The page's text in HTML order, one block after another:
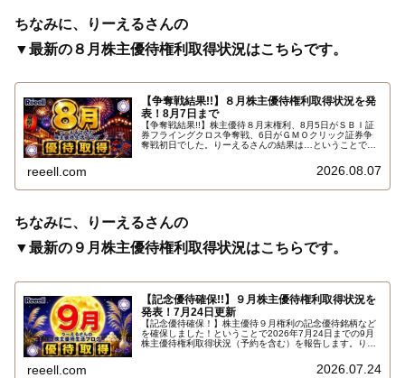
ちなみに、りーえるさんの
▼最新の８月株主優待権利取得状況はこちらです。
【争奪戦結果!!】８月株主優待権利取得状況を発
表！8月7日まで
【争奪戦結果!!】株主優待８月末権利、8月5日がＳＢＩ証
券フライングクロス争奪戦、6日がＧＭＯクリック証券争
奪戦初日でした。りーえるさんの結果は…ということで、
含む）を報告します。最新の取得状況はこちらです…
reeell.com 2026.08.07
ちなみに、りーえるさんの
▼最新の９月株主優待権利取得状況はこちらです。
【記念優待確保!!】９月株主優待権利取得状況を
発表！7月24日更新
【記念優待確保！】株主優待９月権利の記念優待銘柄など
を確保しました！ということで2026年7月24日までの9月
株主優待権利取得状況（予約を含む）を報告します。りー
reeell.com 2026.07.24